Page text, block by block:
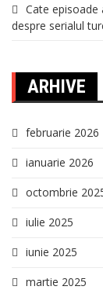
Cate episoade
despre serialul
ARHIVE
februarie 2026
ianuarie 2026
octombrie
iulie 2025
iunie 2025
martie 2025